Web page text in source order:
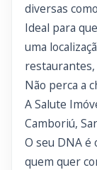
diversas
Ideal para
uma
restaurantes,
Não perca a
A Salute
Camboriú,
O seu DNA
quem quer